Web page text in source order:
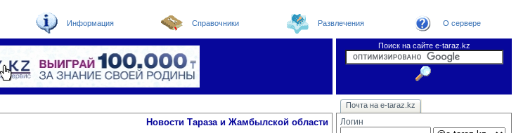
Информация Справочники Развлечения О сервере
Поиск на сайте e-taraz.kz
Новости Погода в Таразе
Телефоный справочник
Видеоконференция
Новости e-taraz
Новости Тараза и Жамбылской области
Почта на e-taraz.kz
Логин